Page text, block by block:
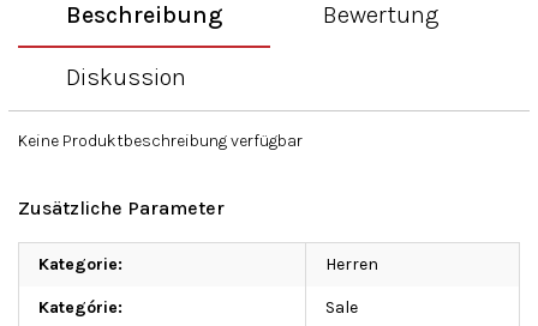
Beschreibung Bewertung
Diskussion
Keine Produktbeschreibung verfügbar
Zusätzliche Parameter
Kategorie: Herren
Kategórie: Sale